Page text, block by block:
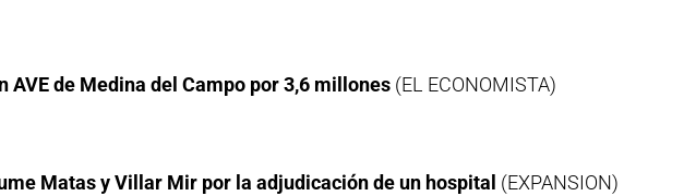
de Medina del Campo por 3,6 millones (EL ECONOMISTA)
Matas y Villar Mir por la adjudicación de un hospital (EXPANSION)